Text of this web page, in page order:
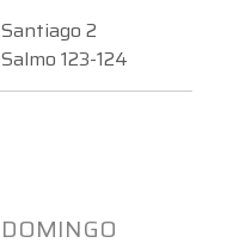
Santiago 2
Salmo 123-124
DOMINGO